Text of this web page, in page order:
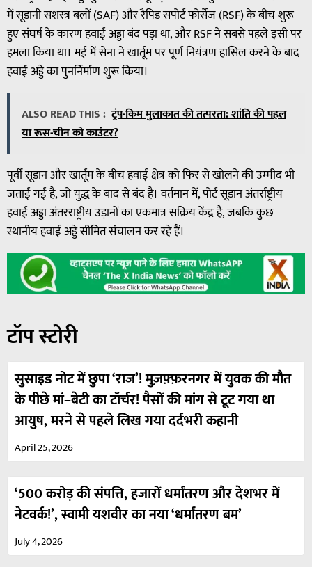
में सूडानी सशस्त्र बलों (SAF) और रैपिड सपोर्ट फोर्सेज (RSF) के बीच शुरू
हुए संघर्ष के कारण हवाई अड्डा बंद पड़ा था, और RSF ने सबसे पहले इसी पर
हमला किया था। मई में सेना ने खार्तूम पर पूर्ण नियंत्रण हासिल करने के बाद
हवाई अड्डे का पुनर्निर्माण शुरू किया।
ALSO READ THIS : ट्रंप-किम मुलाकात की तत्परता: शांति की पहल
या रूस-चीन को काउंटर?
पूर्वी सूडान और खार्तूम के बीच हवाई क्षेत्र को फिर से खोलने की उम्मीद भी
जताई गई है, जो युद्ध के बाद से बंद है। वर्तमान में, पोर्ट सूडान अंतर्राष्ट्रीय
हवाई अड्डा अंतरराष्ट्रीय उड़ानों का एकमात्र सक्रिय केंद्र है, जबकि कुछ
स्थानीय हवाई अड्डे सीमित संचालन कर रहे हैं।
टॉप स्टोरी
सुसाइड नोट में छुपा ‘राज’! मुज़फ़्फ़रनगर में युवक की मौत
के पीछे मां–बेटी का टॉर्चर! पैसों की मांग से टूट गया था
आयुष, मरने से पहले लिख गया दर्दभरी कहानी
April 25, 2026
‘500 करोड़ की संपत्ति, हजारों धर्मांतरण और देशभर में
नेटवर्क!’, स्वामी यशवीर का नया ‘धर्मांतरण बम’
July 4, 2026